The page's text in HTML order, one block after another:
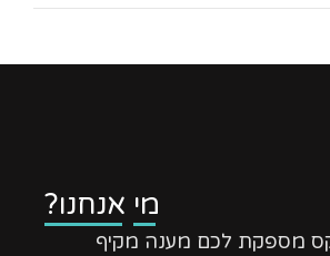
מי אנחנו?
מספקת לכם מענה מקיף